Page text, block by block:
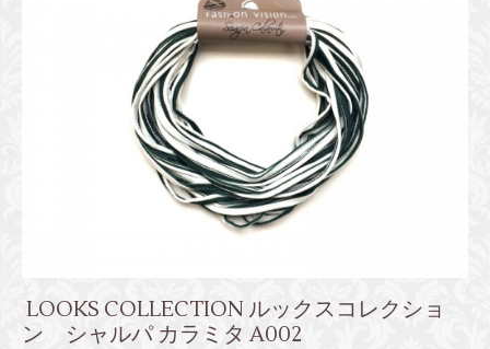
LOOKS COLLECTION ルックスコレクショ
ン シャルパ カラミタ A002